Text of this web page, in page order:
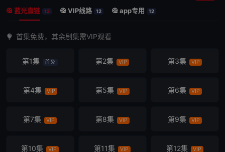
蓝光直链 12 VIP线路 12 app专用 12
首集免费，其余剧集需VIP观看
第1集 首免 第2集 VIP 第3集 VIP
第4集 VIP 第5集 VIP 第6集 VIP
第7集 VIP 第8集 VIP 第9集 VIP
第10集 VIP 第11集 VIP 第12集 VIP